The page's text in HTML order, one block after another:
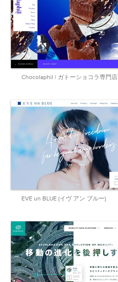
Chocolaphil | ガトーショコラ専門店
EVE un BLUE (イヴ アン ブルー)